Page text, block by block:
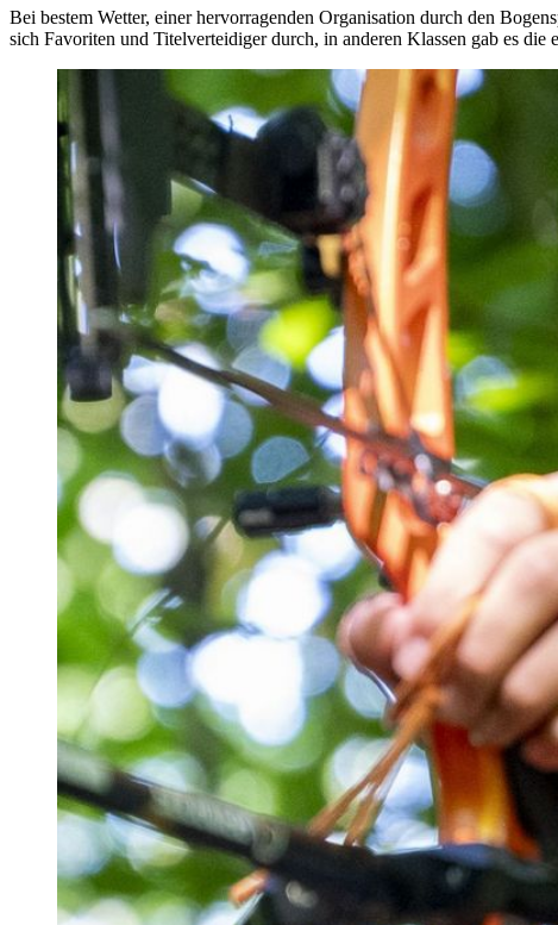
Bei bestem Wetter, einer hervorragenden Organisation durch den
sich Favoriten und Titelverteidiger durch, in anderen Klassen gab es die